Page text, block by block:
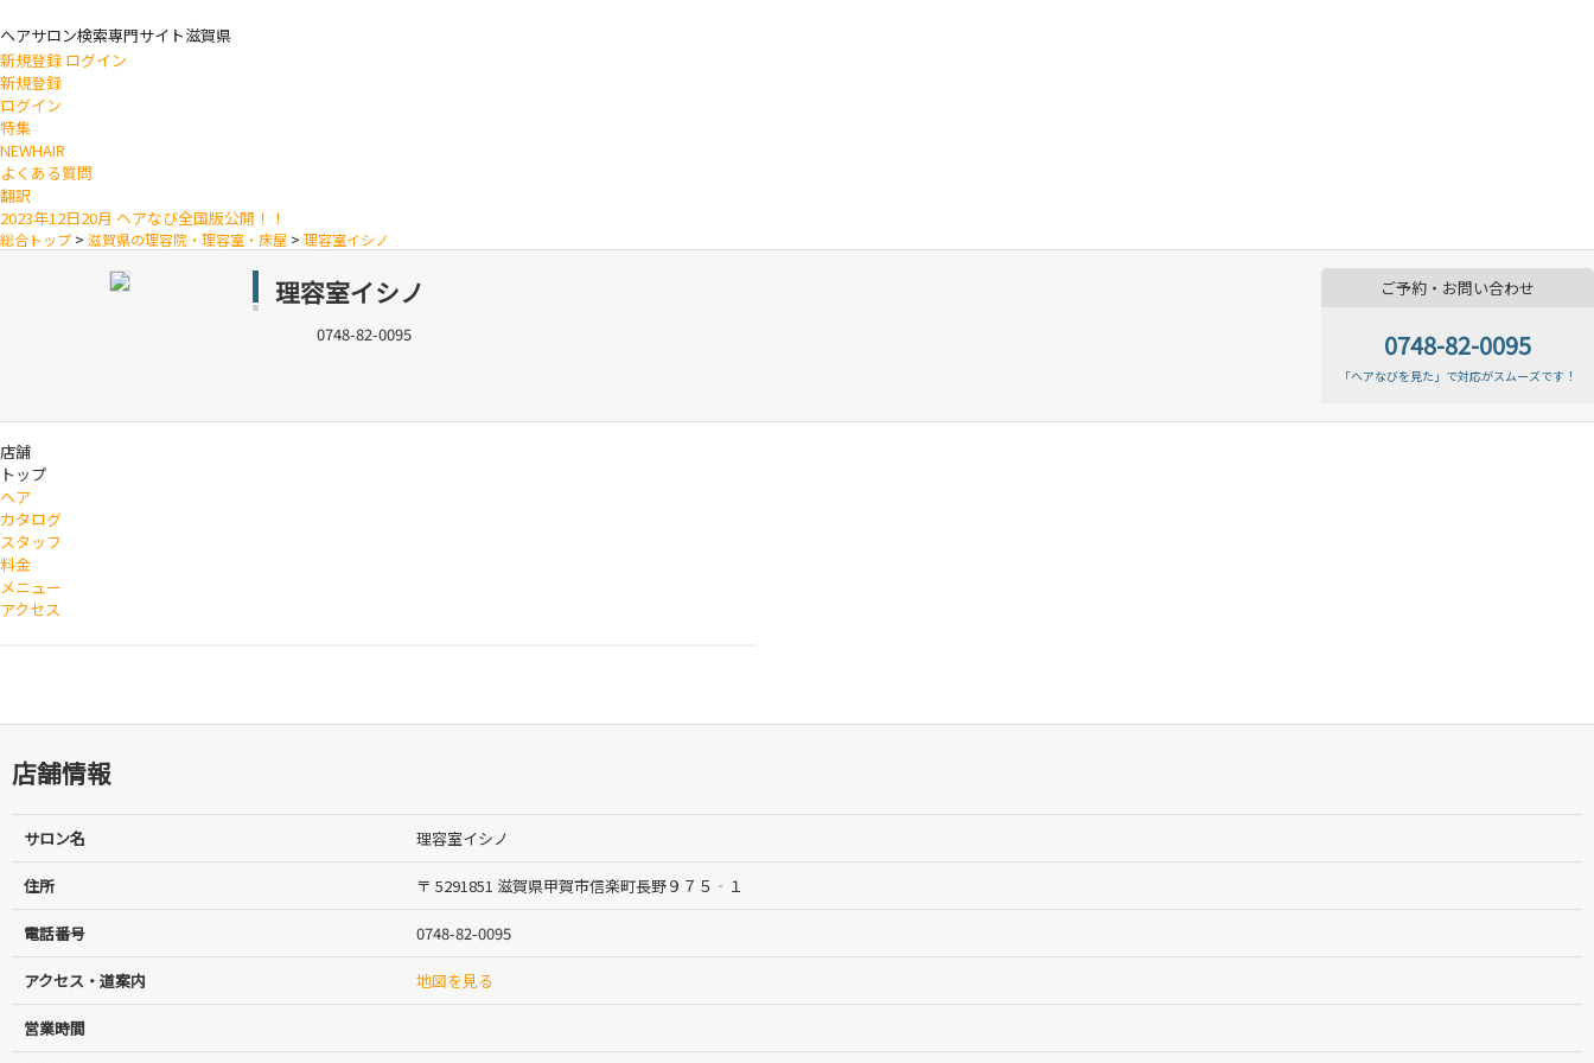
ヘアサロン検索専門サイト滋賀県
新規登録 ログイン
新規登録
ログイン
特集
NEWHAIR
よくある質問
翻訳
2023年12日20月 ヘアなび全国版公開！！
総合トップ > 滋賀県の理容院・理容室・床屋 > 理容室イシノ
理容室イシノ
0748-82-0095
ご予約・お問い合わせ
0748-82-0095
「ヘアなびを見た」で対応がスムーズです！
店舗
トップ
ヘア
カタログ
スタッフ
料金
メニュー
アクセス
店舗情報
サロン名 理容室イシノ
住所 〒 5291851 滋賀県甲賀市信楽町長野９７５‐１
電話番号 0748-82-0095
アクセス・道案内 地図を見る
営業時間